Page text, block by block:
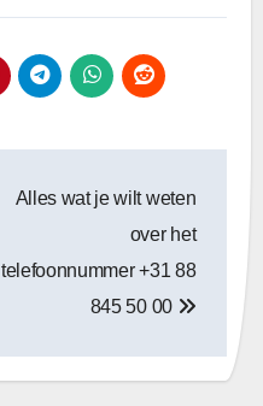
Alles wat je wilt weten
over het
telefoonnummer +31 88
845 50 00